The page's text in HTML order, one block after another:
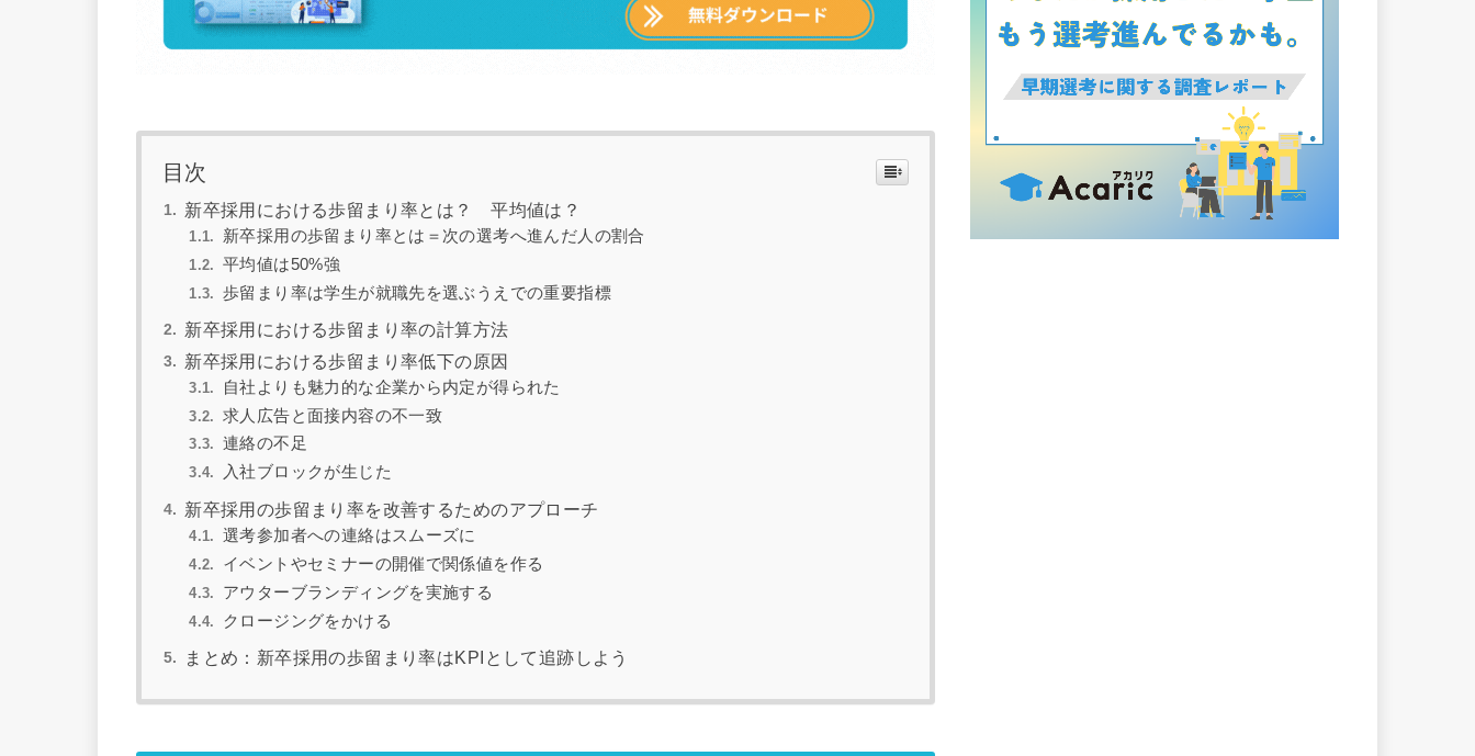
目次
新卒採用における歩留まり率とは？ 平均値は？
新卒採用の歩留まり率とは＝次の選考へ進んだ人の割合
平均値は50%強
歩留まり率は学生が就職先を選ぶうえでの重要指標
新卒採用における歩留まり率の計算方法
新卒採用における歩留まり率低下の原因
自社よりも魅力的な企業から内定が得られた
求人広告と面接内容の不一致
連絡の不足
入社ブロックが生じた
新卒採用の歩留まり率を改善するためのアプローチ
選考参加者への連絡はスムーズに
イベントやセミナーの開催で関係値を作る
アウターブランディングを実施する
クロージングをかける
まとめ：新卒採用の歩留まり率はKPIとして追跡しよう